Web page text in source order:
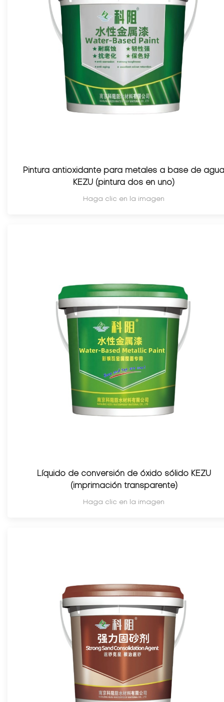
Pintura antioxidante para metales a base de
KEZU (pintura dos en uno)
Haga clic en la imagen
Líquido de conversión de óxido sólido KEZU
(imprimación transparente)
Haga clic en la imagen